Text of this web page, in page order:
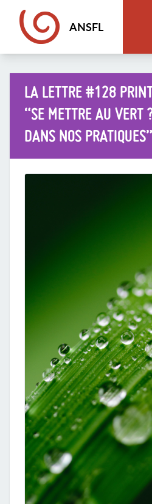
ANSFL
LA LETTRE #128
“SE METTRE AU VERT
DANS NOS PRATIQUES”